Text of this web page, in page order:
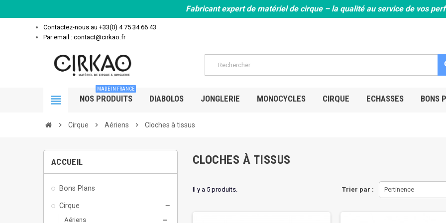
Fabricant expert de matériel de cirque – la qualité au service de vos
Contactez-nous au +33(0) 4 75 34 66 43
Par email : contact@cirkao.fr
view_headline NOS PRODUITS
MADE IN FRANCE
DIABOLOS JONGLERIE MONOCYCLES CIRQUE ECHASSES BONS
chevron_right Cirque chevron_right Aériens chevron_right Cloches à tissus
ACCUEIL
Bons Plans
Cirque remove
Aériens remove
CLOCHES À TISSUS
Trier par : Pertinence
Il y a 5 produits.